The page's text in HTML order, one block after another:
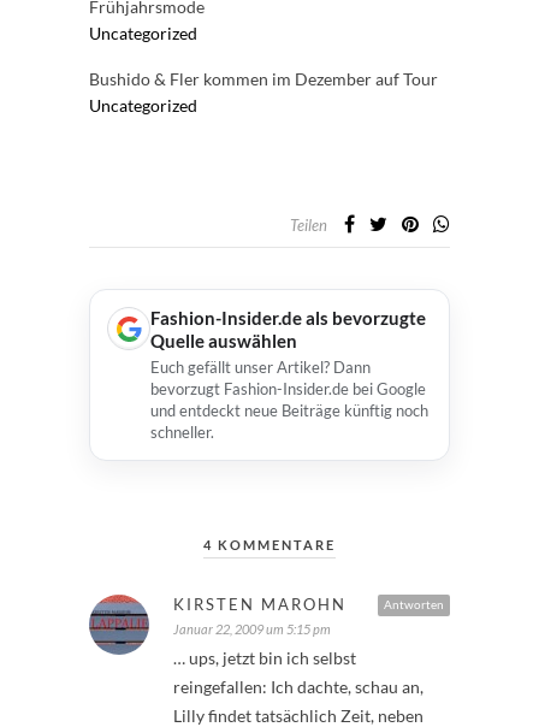
Frühjahrsmode
Uncategorized
Bushido & Fler kommen im Dezember auf Tour
Uncategorized
Teilen
Fashion-Insider.de als bevorzugte
Quelle auswählen
Euch gefällt unser Artikel? Dann
bevorzugt Fashion-Insider.de bei Google
und entdeckt neue Beiträge künftig noch
schneller.
4 KOMMENTARE
Antworten
KIRSTEN MAROHN
Januar 22, 2009 um 5:15 pm
… ups, jetzt bin ich selbst
reingefallen: Ich dachte, schau an,
Lilly findet tatsächlich Zeit, neben